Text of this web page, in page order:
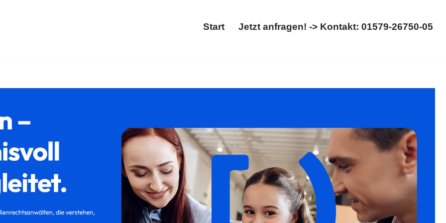
Start Jetzt anfragen! -> Kontakt: 01579-26750-05
✓Familienrecht als auch ✓Kinderrecht. Zusammen erreichen wir mehr ✉.